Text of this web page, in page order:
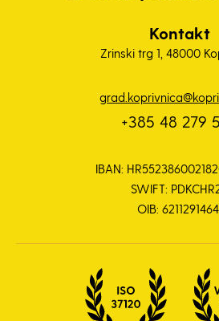
Kontakt
Zrinski trg 1, 48000
+385 48 279
IBAN:
SWIFT:
OIB: